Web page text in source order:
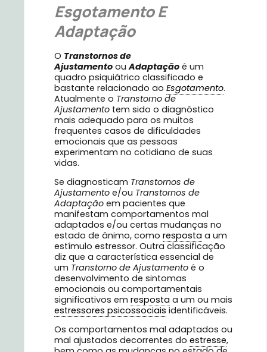
Esgotamento E
Adaptação
O Transtornos de
Ajustamento ou Adaptação é um
quadro psiquiátrico classificado e
bastante relacionado ao Esgotamento.
Atualmente o Transtorno de
Ajustamento tem sido o diagnóstico
mais adequado para os muitos
frequentes casos de dificuldades
emocionais que as pessoas
experimentam no cotidiano de suas
vidas.
Se diagnosticam Transtornos de
Ajustamento e/ou Transtornos de
Adaptação em pacientes que
manifestam comportamentos mal
adaptados e/ou certas mudanças no
estado de ânimo, como resposta a um
estímulo estressor. Outra classificação
diz que a característica essencial de
um Transtorno de Ajustamento é o
desenvolvimento de sintomas
emocionais ou comportamentais
significativos em resposta a um ou mais
estressores psicossociaisidentificáveis.
Os comportamentos mal adaptados ou
mal ajustados decorrentes do estresse,